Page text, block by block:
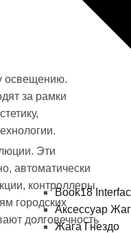
Book18
Аксессуар
Жага Гнездо
освещению.
за рамки
Эти
автоматически
контроллеры
городских
долговечность